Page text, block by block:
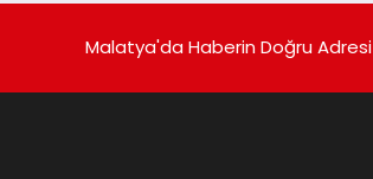
Malatya'da Haberin Doğru Adresi